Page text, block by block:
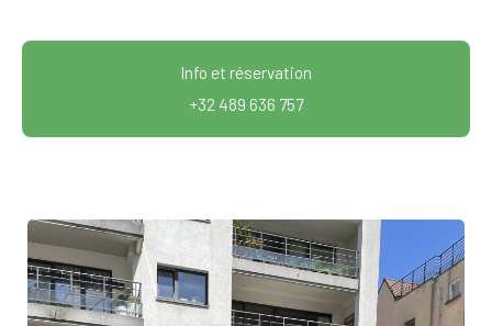
Info et réservation
+32 489 636 757